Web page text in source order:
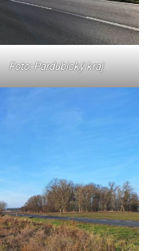
Foto: Pardubický kraj